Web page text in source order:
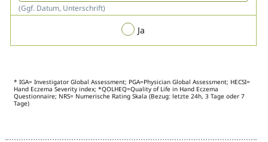
(Ggf. Datum, Unterschrift)
Ja
* IGA= Investigator Global Assessment; PGA=Physician Global Assessment; HECSI=
Hand Eczema Severity index; *QOLHEQ=Quality of Life in Hand Eczema
Questionnaire; NRS= Numerische Rating Skala (Bezug: letzte 24h, 3 Tage oder 7
Tage)